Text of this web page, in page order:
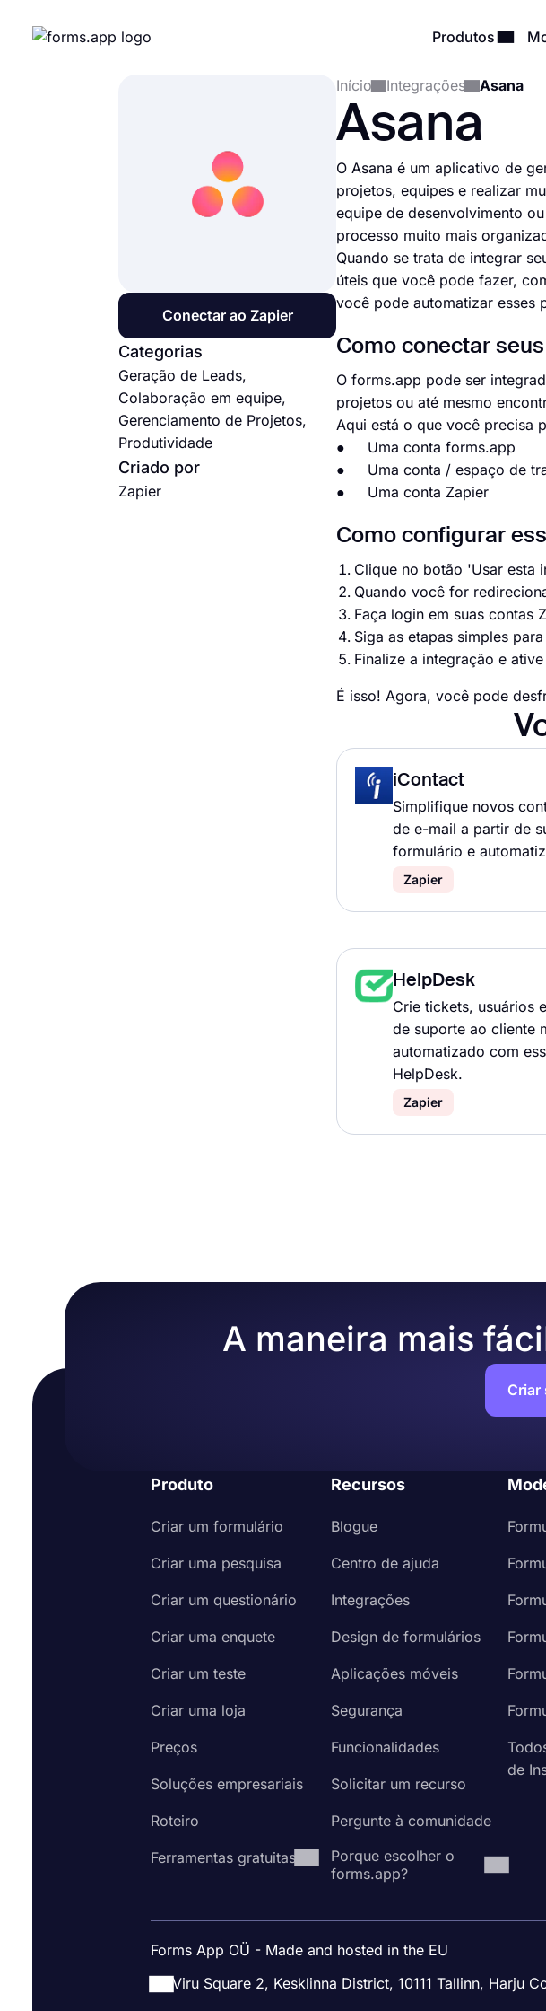
Produtos
Conectar ao Zapier
Categorias
Geração de Leads,
Colaboração em equipe,
Gerenciamento de Projetos,
Produtividade
Criado por
Zapier
Início Integrações Asana
Asana
O Asana é um aplicativo de
projetos, equipes e realizar
equipe de desenvolvimento
processo muito mais
Quando se trata de integrar
úteis que você pode fazer,
você pode automatizar esses
Como conectar
O forms.app pode ser
projetos ou até mesmo
Aqui está o que você precisa
● Uma conta forms.app
● Uma conta / espaço de
● Uma conta Zapier
Como configurar
Clique no botão 'Usar esta
Quando você for
Faça login em suas contas
Siga as etapas simples
Finalize a integração e
É isso! Agora, você pode
iContact
Simplifique novos
de e-mail a partir de
formulário e
Zapier
HelpDesk
Crie tickets, usuários
de suporte ao cliente
automatizado com
HelpDesk.
Zapier
A maneira mais
Criar
Produto
Criar um formulário
Criar uma pesquisa
Criar um questionário
Criar uma enquete
Criar um teste
Criar uma loja
Preços
Soluções empresariais
Roteiro
Ferramentas gratuitas
Recursos
Blogue
Centro de ajuda
Integrações
Design de formulários
Aplicações móveis
Segurança
Funcionalidades
Solicitar um recurso
Pergunte à comunidade
Porque escolher o
forms.app?
de
Forms App OÜ - Made and hosted in the EU
Viru Square 2, Kesklinna District, 10111 Tallinn, Harju